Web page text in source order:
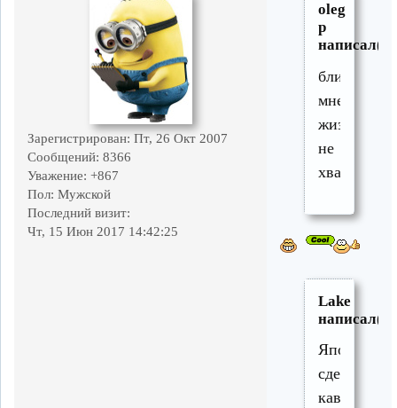
Зарегистрирован: Пт, 26 Окт 2007
Сообщений: 8366
Уважение: +867
Пол: Мужской
Последний визит:
Чт, 15 Июн 2017 14:42:25
oleg
p
блин,
мне
жизни
не
хватит
Lake
Японцы
сделали
кавер